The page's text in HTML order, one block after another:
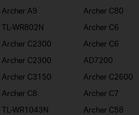
Archer A9 Archer C80
TL-WR802N Archer C6
Archer C2300 Archer C6
Archer C2300 AD7200
Archer C3150 Archer C2600
Archer C8 Archer C7
TL-WR1043N Archer C58